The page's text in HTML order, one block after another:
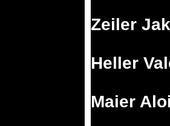
Zeiler
Heller
Maier